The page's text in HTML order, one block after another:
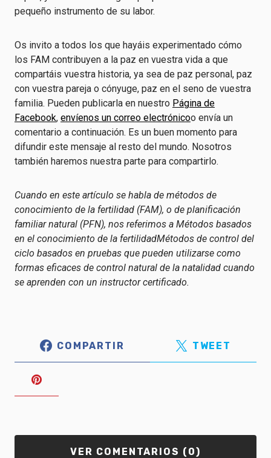
pequeño instrumento de su labor.
Os invito a todos los que hayáis experimentado cómo
los FAM contribuyen a la paz en vuestra vida a que
compartáis vuestra historia, ya sea de paz personal, paz
con vuestra pareja o cónyuge, paz en el seno de vuestra
familia. Pueden publicarla en nuestro Página de
Facebook, envíenos un correo electrónicoo envía un
comentario a continuación. Es un buen momento para
difundir este mensaje al resto del mundo. Nosotros
también haremos nuestra parte para compartirlo.
Cuando en este artículo se habla de métodos de
conocimiento de la fertilidad (FAM), o de planificación
familiar natural (PFN), nos referimos a Métodos basados
en el conocimiento de la fertilidadMétodos de control del
ciclo basados en pruebas que pueden utilizarse como
formas eficaces de control natural de la natalidad cuando
se aprenden con un instructor certificado.
COMPARTIR TWEET
VER COMENTARIOS (0)